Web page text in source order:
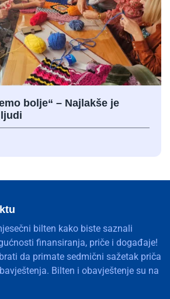
bolje“ – Najlakše je
bilten kako biste saznali
finansiranja, priče i događaje!
da primate sedmični sažetak priča
Bilten i obavještenje su na